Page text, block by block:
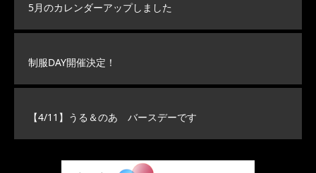
5月のカレンダーアップしました
制服DAY開催決定！
【4/11】うる＆のあ バースデーです